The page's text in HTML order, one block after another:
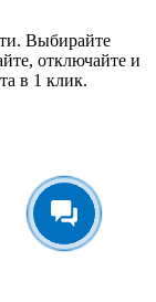
Выбирайте
отключайте и
в 1 клик.